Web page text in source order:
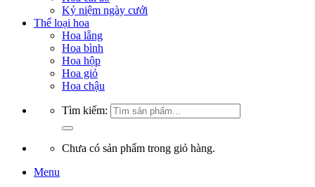
Kỷ niệm ngày cưới
Thể loại hoa
Hoa lẵng
Hoa bình
Hoa hộp
Hoa giỏ
Hoa chậu
Tìm kiếm:
Chưa có sản phẩm trong giỏ hàng.
Menu